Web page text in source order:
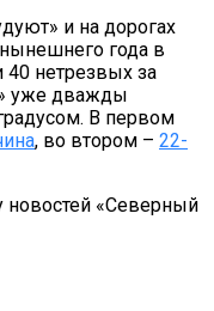
и на дорогах
года в
40 нетрезвых за
уже дважды
В первом
, во втором – 22-
новостей «Северный